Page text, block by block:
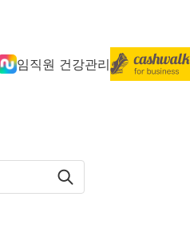
임직원 건강관리